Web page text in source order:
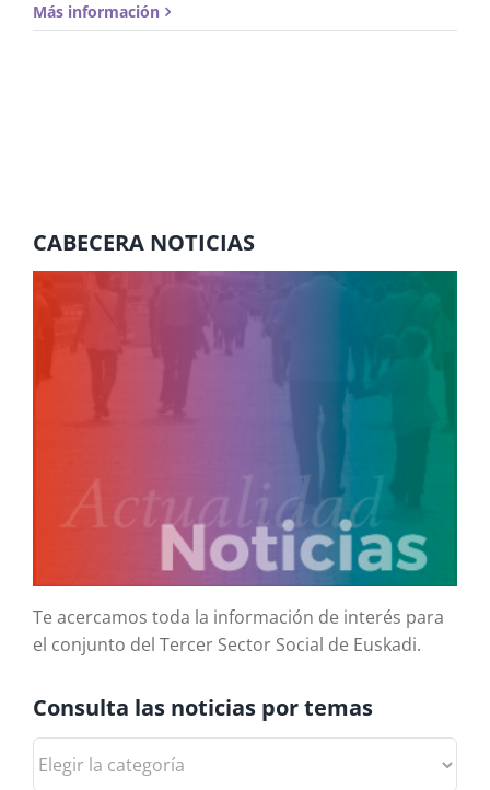
Más información
CABECERA NOTICIAS
Te acercamos toda la información de interés para
el conjunto del Tercer Sector Social de Euskadi.
Consulta las noticias por temas
las